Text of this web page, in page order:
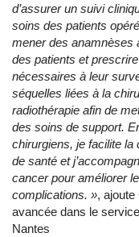
d’assurer un suivi
soins des patients
mener des anamnèses
des patients et
nécessaires à leur
séquelles liées à la
radiothérapie afin de
des soins de support.
chirurgiens, je facilite la
de santé et
cancer pour améliorer
complications. », ajoute
avancée dans le
Nantes